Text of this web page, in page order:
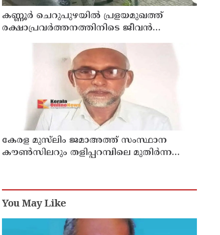
കണ്ണൂർ ചെറുപുഴയിൽ പ്രളയമുഖത്ത്
രക്ഷാപ്രവർത്തനത്തിനിടെ ജീവൻ
നഷ്ടപ്പെട്ട ആർ. രാജേഷിൻ്റെ ഭൗതിക
ശരീരത്തോട് അനാദരവ് കാണിച്ചതായി
കേരള മുസ്‌ലിം ജമാഅത്ത് സംസ്ഥാന
കൗൺസിലറും തളിപ്പറമ്പിലെ മുതിർന്ന
You May Like